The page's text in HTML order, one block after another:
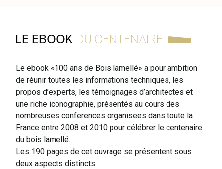
LE EBOOK DU CENTENAIRE
Le ebook «100 ans de Bois lamellé» a pour ambition
de réunir toutes les informations techniques, les
propos d’experts, les témoignages d’architectes et
une riche iconographie, présentés au cours des
nombreuses conférences organisées dans toute la
France entre 2008 et 2010 pour célébrer le centenaire
du bois lamellé.
Les 190 pages de cet ouvrage se présentent sous
deux aspects distincts :